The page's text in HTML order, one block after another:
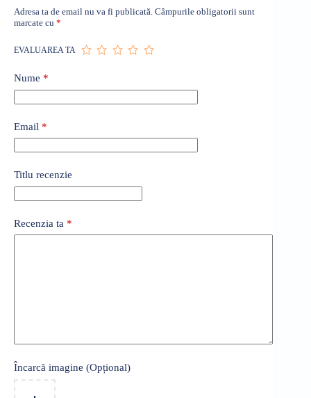
Adresa ta de email nu va fi publicată. Câmpurile obligatorii sunt
marcate cu *
EVALUAREA TA
Nume *
Email *
Titlu recenzie
Recenzia ta *
Încarcă imagine (Opțional)